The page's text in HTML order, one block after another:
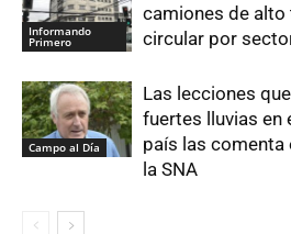
Informando
Primero
camiones de alto
circular por
Campo al Día
Las lecciones
fuertes lluvias en
país las comenta
la SNA